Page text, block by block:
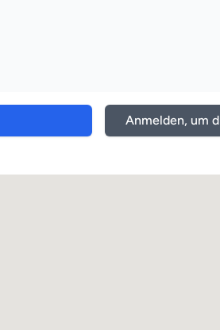
Anmelden, um